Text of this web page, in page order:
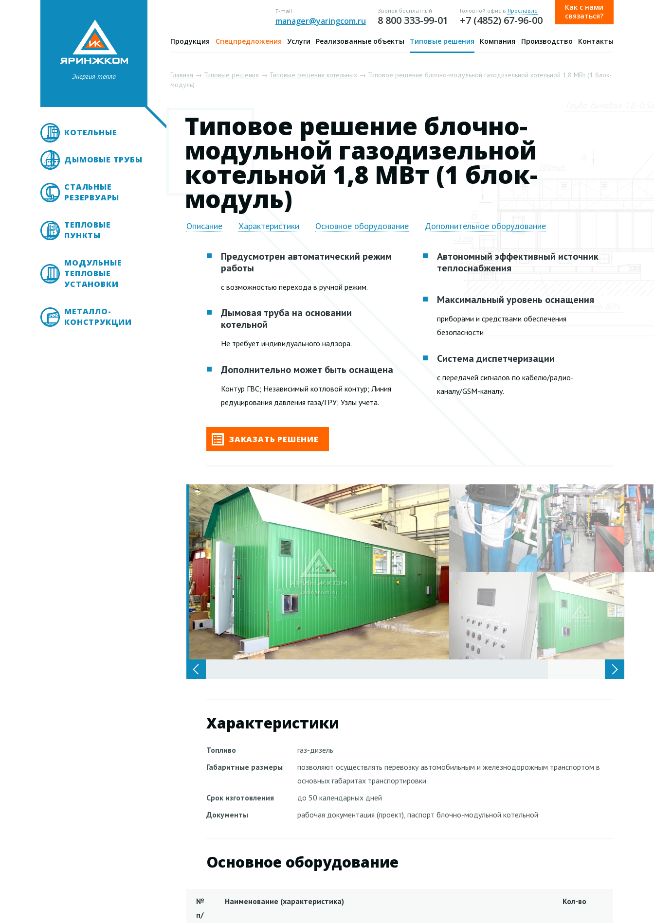
Энергия тепла
E-mail
manager@yaringcom.ru
Звонок бесплатный
8 800 333-99-01
Головной офис в Ярославле
+7 (4852) 67-96-00
Как с нами
связаться?
Продукция Спецпредложения Услуги Реализованные объекты Типовые решения Компания Производство Контакты
КОТЕЛЬНЫЕ
ДЫМОВЫЕ ТРУБЫ
СТАЛЬНЫЕ
РЕЗЕРВУАРЫ
ТЕПЛОВЫЕ
ПУНКТЫ
МОДУЛЬНЫЕ
ТЕПЛОВЫЕ
УСТАНОВКИ
МЕТАЛЛО-
КОНСТРУКЦИИ
Главная → Типовые решения → Типовые решения котельных → Типовое решение блочно-модульной газодизельной котельной 1,8 МВт (1 блок-
модуль)
Типовое решение блочно-
модульной газодизельной
котельной 1,8 МВт (1 блок-
модуль)
Описание Характеристики Основное оборудование Дополнительное оборудование
Предусмотрен автоматический режим
работы
с возможностью перехода в ручной режим.
Дымовая труба на основании
котельной
Не требует индивидуального надзора.
Дополнительно может быть оснащена
Контур ГВС; Независимый котловой контур; Линия
редуцирования давления газа/ГРУ; Узлы учета.
Автономный эффективный источник
теплоснабжения
Максимальный уровень оснащения
приборами и средствами обеспечения
безопасности
Система диспетчеризации
с передачей сигналов по кабелю/радио-
каналу/GSM-каналу.
ЗАКАЗАТЬ РЕШЕНИЕ
Характеристики
Топливо
газ-дизель
Габаритные размеры
позволяют осуществлять перевозку автомобильным и железнодорожным транспортом в
основных габаритах транспортировки
Срок изготовления
до 50 календарных дней
Документы
рабочая документация (проект), паспорт блочно-модульной котельной
Основное оборудование
№
п/
Наименование (характеристика) Кол-во